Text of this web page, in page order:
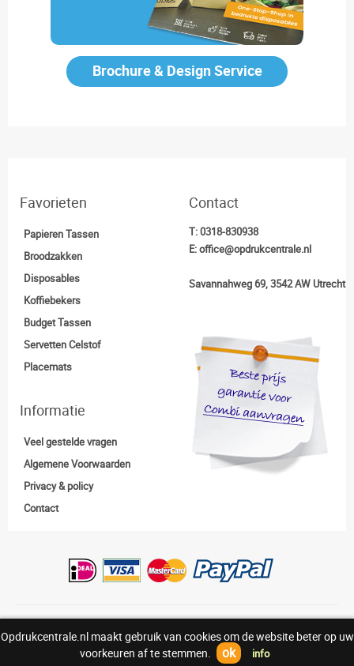
Opdrukcentrale.nl maakt gebruik van cookies om de website beter op uw
voorkeuren af te stemmen.
ok info
Brochure & Design Service
Favorieten
Papieren Tassen
Broodzakken
Disposables
Koffiebekers
Budget Tassen
Servetten Celstof
Placemats
Contact
T:0318-830938
E:office@opdrukcentrale.nl
Savannahweg 69, 3542 AW Utrecht
Informatie
Veel gestelde vragen
Algemene Voorwaarden
Privacy & policy
Contact
Copyright:© Opdrukcentrale.nl |0318-830938
Above